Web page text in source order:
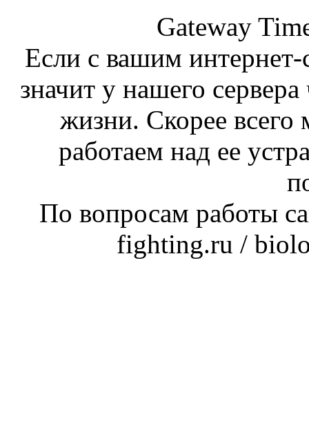
Gateway
Если с вашим интернет-
значит у нашего
жизни. Скорее
работаем над ее
По вопросам работы
fighting.ru /